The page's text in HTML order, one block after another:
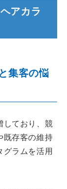
アカラ
集客の悩
しており、競
既存客の維持
グラムを活用